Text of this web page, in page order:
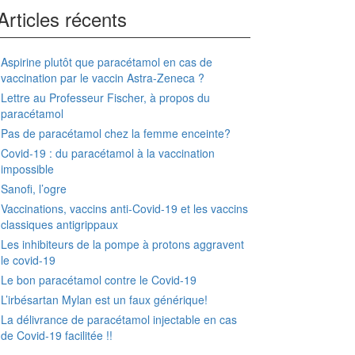
récents
Aspirine plutôt que paracétamol en cas de
vaccination par le vaccin Astra-Zeneca ?
Lettre au Professeur Fischer, à propos du
paracétamol
Pas de paracétamol chez la femme enceinte?
Covid-19 : du paracétamol à la vaccination
impossible
Sanofi, l’ogre
Vaccinations, vaccins anti-Covid-19 et les vaccins
classiques antigrippaux
Les inhibiteurs de la pompe à protons aggravent
le covid-19
Le bon paracétamol contre le Covid-19
L’irbésartan Mylan est un faux générique!
La délivrance de paracétamol injectable en cas
de Covid-19 facilitée !!